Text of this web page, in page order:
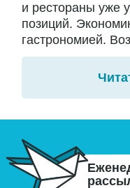
и рестораны уже
позиций.
гастрономией.